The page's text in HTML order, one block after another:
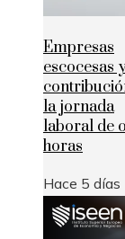
Empresas
escocesas
la jornada
laboral de
horas
Hace 5 días